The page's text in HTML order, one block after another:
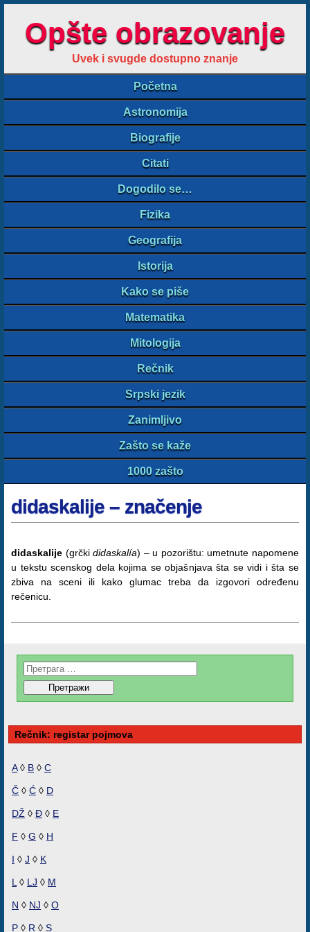
Opšte obrazovanje
Uvek i svugde dostupno znanje
Početna
Astronomija
Biografije
Citati
Dogodilo se…
Fizika
Geografija
Istorija
Kako se piše
Matematika
Mitologija
Rečnik
Srpski jezik
Zanimljivo
Zašto se kaže
1000 zašto
didaskalije – značenje
didaskalije (grčkididaskalía) – u pozorištu: umetnute napomene
u tekstu scenskog dela kojima se objašnjava šta se vidi i šta se
zbiva na sceni ili kako glumac treba da izgovori određenu
rečenicu.
Rečnik: registar pojmova
A◊ B ◊ C
Č ◊ Ć ◊ D
DŽ ◊ Đ ◊ E
F ◊ G ◊ H
I ◊ J ◊ K
L ◊ LJ ◊ M
N ◊ NJ ◊ O
P ◊ R ◊ S